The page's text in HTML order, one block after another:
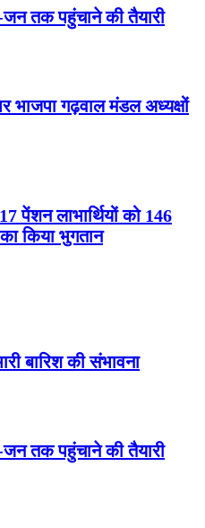
तक पहुंचाने की तैयारी
भाजपा गढ़वाल मंडल अध्यक्षों
पेंशन लाभार्थियों को 146
किया भुगतान
बारिश की संभावना
तक पहुंचाने की तैयारी